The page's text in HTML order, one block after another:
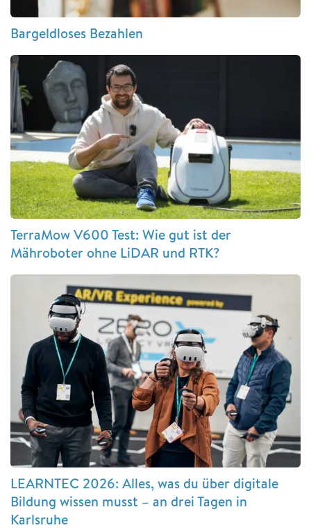
Bargeldloses Bezahlen
TerraMow V600 Test: Wie gut ist der
Mähroboter ohne LiDAR und RTK?
LEARNTEC 2026: Alles, was du über digitale
Bildung wissen musst – an drei Tagen in
Karlsruhe